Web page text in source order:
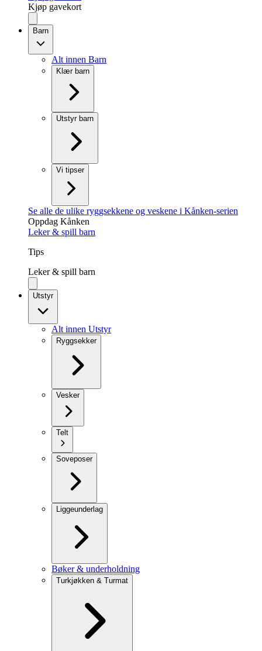
Kjøp gavekort
Barn
Alt innen Barn
Klær barn
Utstyr barn
Vi tipser
Se alle de ulike ryggsekkene og veskene i Kånken-serien
Oppdag Kånken
Leker & spill barn
Tips
Leker & spill barn
Utstyr
Alt innen Utstyr
Ryggsekker
Vesker
Telt
Soveposer
Liggeunderlag
Bøker & underholdning
Turkjøkken & Turmat